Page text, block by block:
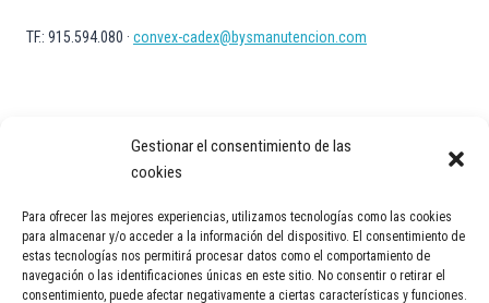
Gestionar el consentimiento de las
cookies
Para ofrecer las mejores experiencias, utilizamos tecnologías como las cookies
para almacenar y/o acceder a la información del dispositivo. El consentimiento de
estas tecnologías nos permitirá procesar datos como el comportamiento de
navegación o las identificaciones únicas en este sitio. No consentir o retirar el
consentimiento, puede afectar negativamente a ciertas características y funciones.
TF.: 915.594.080 · convex-cadex@bysmanutencion.com
Aviso Legal Política de privacidad Política de Cookies
Contacto